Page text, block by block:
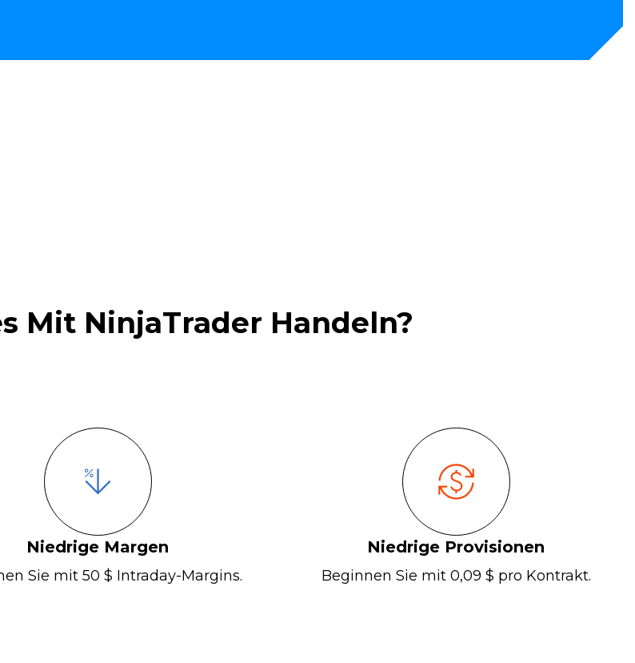
Mit NinjaTrader Handeln?
Niedrige Margen
Sie mit 50 $ Intraday-Margins.
Niedrige Provisionen
Beginnen Sie mit 0,09 $ pro Kontrakt.